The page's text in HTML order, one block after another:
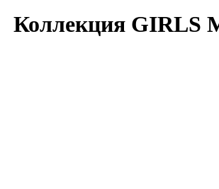
Коллекция GIRLS